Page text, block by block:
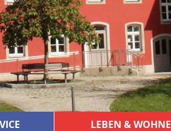
LEBEN &